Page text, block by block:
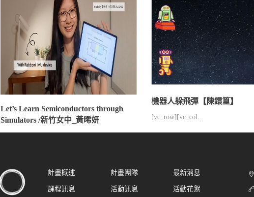
Let’s Learn Semiconductors through
Simulators /新竹女中_黃晞妍
機器人躲飛彈【陳鐶篁】
[vc_row][vc_col...
計畫概述 計畫團隊 最新消息
課程訊息 活動訊息 活動花絮